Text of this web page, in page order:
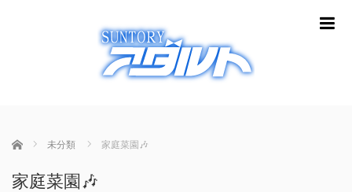
ホーム 未分類 家庭菜園🎶
家庭菜園🎶